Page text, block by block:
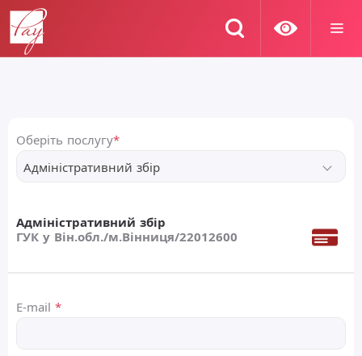
Оберіть послугу*
Адміністративний збір
Адміністративний збір
ГУК у Він.обл./м.Вінниця/22012600
E-mail *